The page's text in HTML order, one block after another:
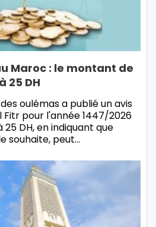
Maroc : le montant de
25 DH
oulémas a publié un avis
pour l'année 1447/2026
DH, en indiquant que
souhaite, peut…